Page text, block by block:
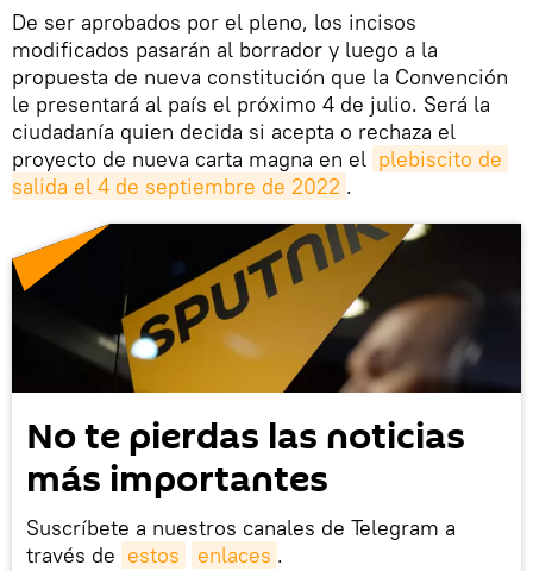
De ser aprobados por el pleno, los incisos
modificados pasarán al borrador y luego a la
propuesta de nueva constitución que la Convención
le presentará al país el próximo 4 de julio. Será la
ciudadanía quien decida si acepta o rechaza el
proyecto de nueva carta magna en el plebiscito de
salida el 4 de septiembre de 2022 .
No te pierdas las noticias
más importantes
Suscríbete a nuestros canales de Telegram a
través de estos enlaces .